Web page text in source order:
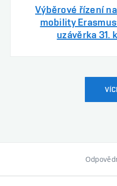
Výběrové řízení
mobility
uzávěrka 31.